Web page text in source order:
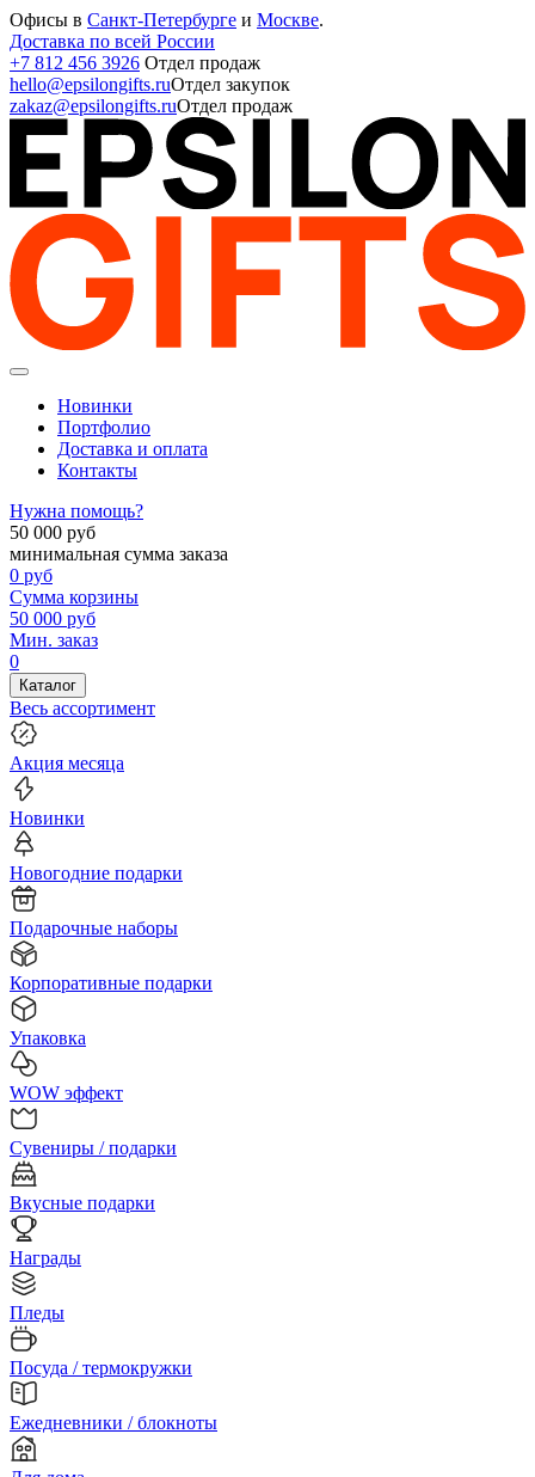
Офисы в Санкт-Петербурге и Москве.
Доставка по всей России
+7 812 456 3926 Отдел продаж
hello@epsilongifts.ruОтдел закупок
zakaz@epsilongifts.ruОтдел продаж
Новинки
Портфолио
Доставка и оплата
Контакты
Нужна помощь?
50 000 руб
минимальная сумма заказа
0 руб
Сумма корзины
50 000 руб
Мин. заказ
0
Каталог
Весь ассортимент
Акция месяца
Новинки
Новогодние подарки
Подарочные наборы
Корпоративные подарки
Упаковка
WOW эффект
Сувениры / подарки
Вкусные подарки
Награды
Пледы
Посуда / термокружки
Ежедневники / блокноты